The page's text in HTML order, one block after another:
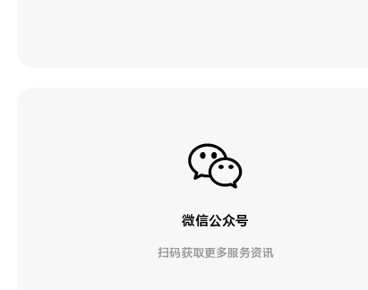
微信公众号
扫码获取更多服务资讯